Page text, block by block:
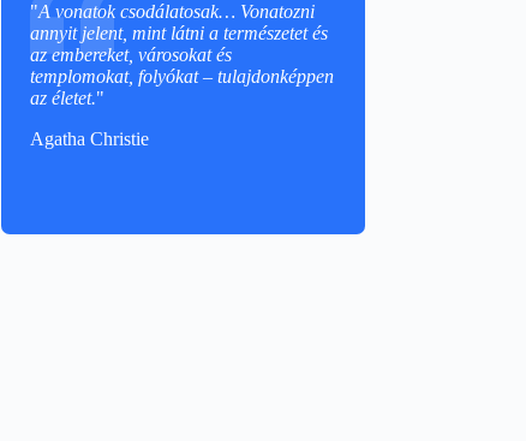
"A vonatok csodálatosak… Vonatozni
annyit jelent, mint látni a természetet és
az embereket, városokat és
templomokat, folyókat – tulajdonképpen
az életet."
Agatha Christie